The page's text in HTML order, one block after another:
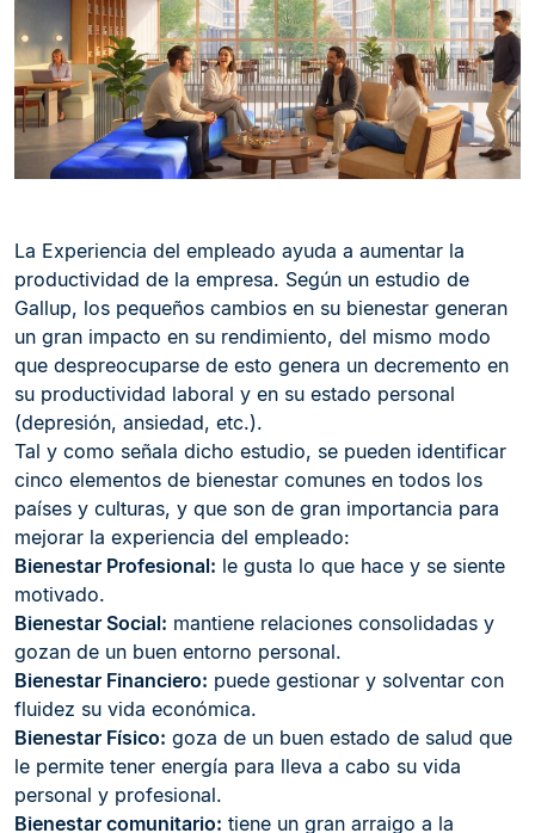
La Experiencia del empleado ayuda a aumentar la
productividad de la empresa. Según un estudio de
Gallup, los pequeños cambios en su bienestar generan
un gran impacto en su rendimiento, del mismo modo
que despreocuparse de esto genera un decremento en
su productividad laboral y en su estado personal
(depresión, ansiedad, etc.).
Tal y como señala dicho estudio, se pueden identificar
cinco elementos de bienestar comunes en todos los
países y culturas, y que son de gran importancia para
mejorar la experiencia del empleado:
Bienestar Profesional: le gusta lo que hace y se siente
motivado.
Bienestar Social: mantiene relaciones consolidadas y
gozan de un buen entorno personal.
Bienestar Financiero: puede gestionar y solventar con
fluidez su vida económica.
Bienestar Físico: goza de un buen estado de salud que
le permite tener energía para lleva a cabo su vida
personal y profesional.
Bienestar comunitario: tiene un gran arraigo a la